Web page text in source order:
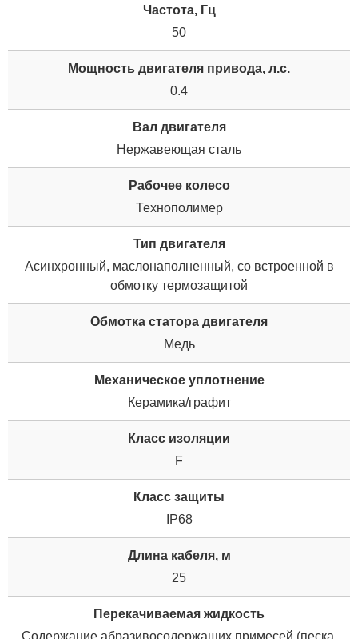
Частота, Гц
50
Мощность двигателя привода, л.с.
0.4
Вал двигателя
Нержавеющая сталь
Рабочее колесо
Технополимер
Тип двигателя
Асинхронный, маслонаполненный, со встроенной в
обмотку термозащитой
Обмотка статора двигателя
Медь
Механическое уплотнение
Керамика/графит
Класс изоляции
F
Класс защиты
IP68
Длина кабеля, м
25
Перекачиваемая жидкость
Содержание абразивосодержащих примесей (песка,